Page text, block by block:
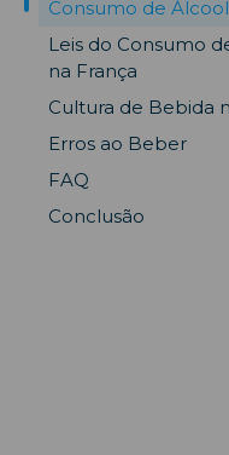
Consumo de
Leis do Consumo
na França
Cultura de Bebida
Erros ao Beber
FAQ
Conclusão